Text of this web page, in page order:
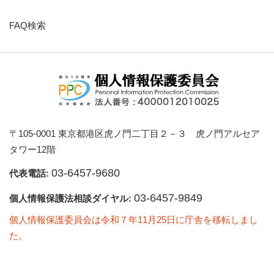
FAQ検索
〒105-0001 東京都港区虎ノ門二丁目２－３ 虎ノ門アルセア
タワー12階
代表電話: 03-6457-9680
個人情報保護法相談ダイヤル: 03-6457-9849
個人情報保護委員会は令和７年11月25日に庁舎を移転しまし
た。